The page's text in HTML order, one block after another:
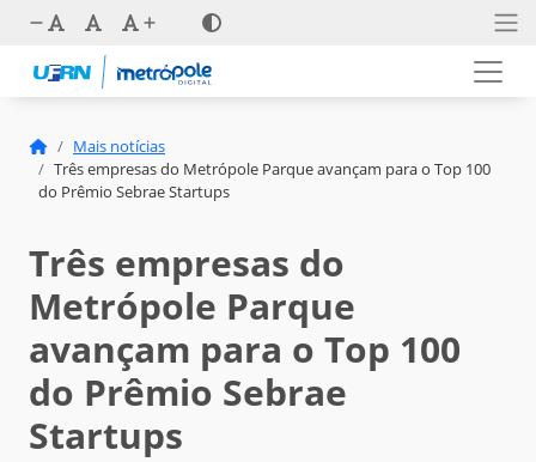
Mais notícias
Três empresas do Metrópole Parque avançam para o Top 100
do Prêmio Sebrae Startups
Três empresas do
Metrópole Parque
avançam para o Top 100
do Prêmio Sebrae
Startups